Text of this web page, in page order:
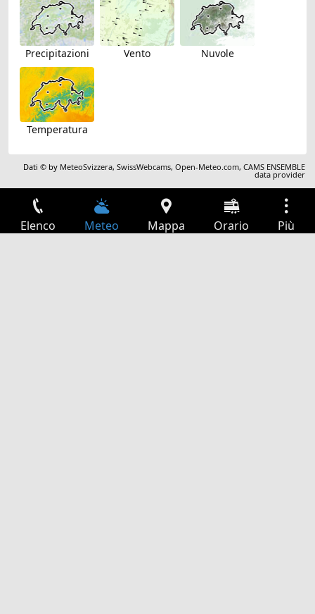
Precipitazioni Vento Nuvole
Temperatura
Dati © by MeteoSvizzera,SwissWebcams,Open-Meteo.com,CAMS ENSEMBLE
data provider
Elenco Meteo Mappa Orario Più